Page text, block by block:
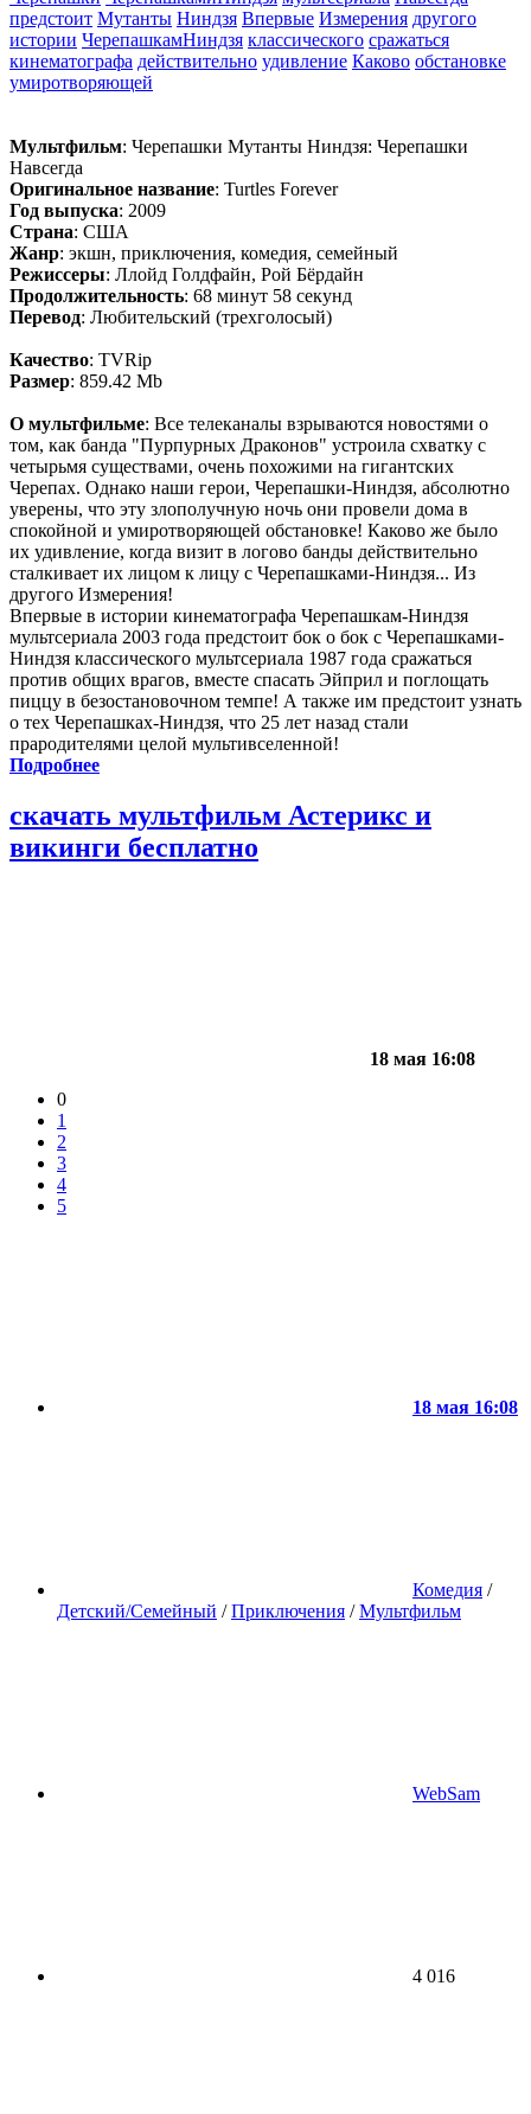
предстоит Мутанты Ниндзя Впервые Измерения другого
истории ЧерепашкамНиндзя классического сражаться
кинематографа действительно удивление Каково обстановке
умиротворяющей
Мультфильм: Черепашки Мутанты Ниндзя: Черепашки
Навсегда
Оригинальное название: Turtles Forever
Год выпуска: 2009
Страна: США
Жанр: экшн, приключения, комедия, семейный
Режиссеры: Ллойд Голдфайн, Рой Бёрдайн
Продолжительность: 68 минут 58 секунд
Перевод: Любительский (трехголосый)
Качество: TVRip
Размер: 859.42 Mb
О мультфильме: Все телеканалы взрываются новостями о
том, как банда "Пурпурных Драконов" устроила схватку с
четырьмя существами, очень похожими на гигантских
Черепах. Однако наши герои, Черепашки-Ниндзя, абсолютно
уверены, что эту злополучную ночь они провели дома в
спокойной и умиротворяющей обстановке! Каково же было
их удивление, когда визит в логово банды действительно
сталкивает их лицом к лицу с Черепашками-Ниндзя... Из
другого Измерения!
Впервые в истории кинематографа Черепашкам-Ниндзя
мультсериала 2003 года предстоит бок о бок с Черепашками-
Ниндзя классического мультсериала 1987 года сражаться
против общих врагов, вместе спасать Эйприл и поглощать
пиццу в безостановочном темпе! А также им предстоит узнать
о тех Черепашках-Ниндзя, что 25 лет назад стали
прародителями целой мультивселенной!
Подробнее
скачать мультфильм Астерикс и
викинги бесплатно
18 мая 16:08
0
1
2
3
4
5
18 мая 16:08
Комедия /
Детский/Семейный /Приключения /Мультфильм
WebSam
4 016